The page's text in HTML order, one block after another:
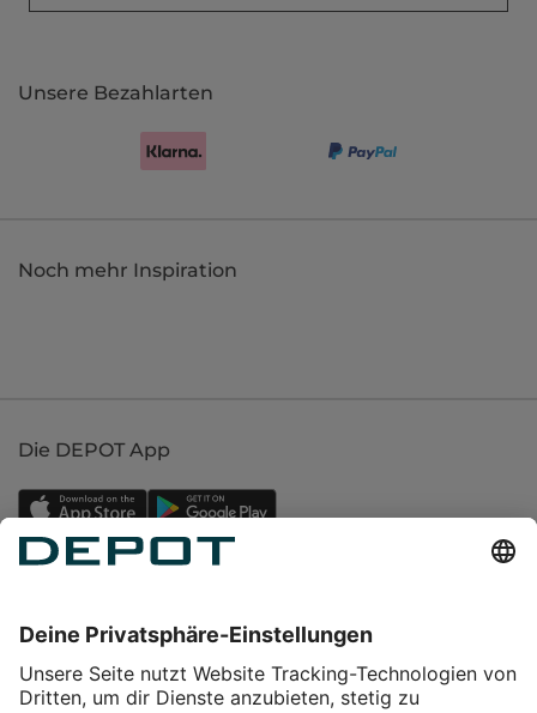
Unsere Bezahlarten
Noch mehr Inspiration
Die DEPOT App
Service